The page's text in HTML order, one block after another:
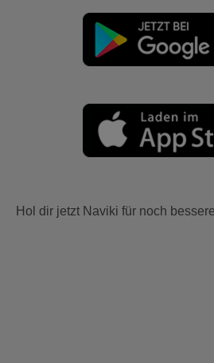
Hol dir jetzt Naviki für noch